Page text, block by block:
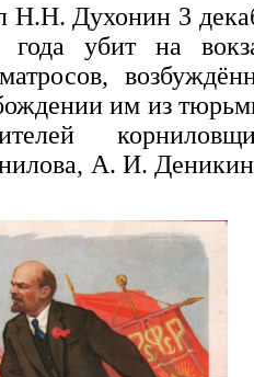
Духонин 3
убит на
им из
А. И.